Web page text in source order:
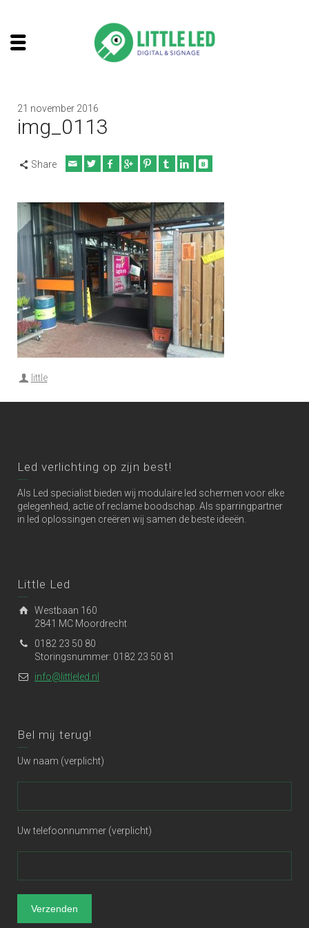
21 november 2016
img_0113
Share
little
Led verlichting op zijn best!
Als Led specialist bieden wij modulaire led schermen voor elke
gelegenheid, actie of reclame boodschap. Als sparringpartner
in led oplossingen creëren wij samen de beste ideeën.
Little Led
Westbaan 160
2841 MC Moordrecht
0182 23 50 80
Storingsnummer: 0182 23 50 81
info@littleled.nl
Bel mij terug!
Uw naam (verplicht)
Uw telefoonnummer (verplicht)